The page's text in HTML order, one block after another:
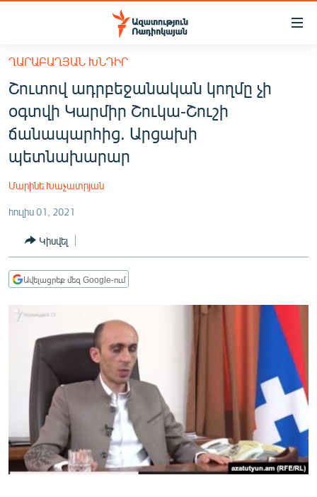
Մատչելիության
հիմնական
բովանդակությանը
հիմնական
մենյուին
Որոնում
ՀԱՅԱՍՏԱՆ
ՔԱՂԱՔԱԿԱՆ
ԸՆՏՐՈՒԹՅՈՒՆՆԵՐ 2026
ՊԱՏԵՐԱԶՄԻ 6 ՇԱԲԱԹՆԵՐԸ
ՄԻՋԱԶԳԱՅԻՆ
ՄՇԱԿՈՒՅԹ
ՍՊՈՐՏ
ՄԵԿՆԱԲԱՆՈՒԹՅՈՒՆ
ՏՏ ԵՒ ԻՆՏԵՐՆԵՏ
ԿՈՐՈՆԱՎԻՐՈՒՍ
ՂԱՐԱԲԱՂՅԱՆ ԽՆԴԻՐ
Շուտով ադրբեջանական կողմը չի
օգտվի Կարմիր Շուկա-Շուշի
ճանապարհից. Արցախի
պետնախարար
Մարինե Խաչատրյան
հուլիս 01, 2021
Կիսվել
Ավելացրեք մեզ Google-ում